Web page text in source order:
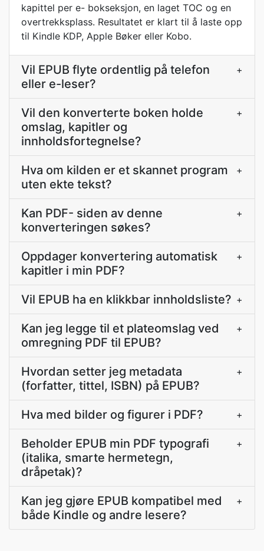
kapittel per e- bokseksjon, en laget TOC og en
overtrekksplass. Resultatet er klart til å laste opp
til Kindle KDP, Apple Bøker eller Kobo.
Vil EPUB flyte ordentlig på telefon
eller e-leser?
+
Vil den konverterte boken holde
omslag, kapitler og
innholdsfortegnelse?
+
Hva om kilden er et skannet program
uten ekte tekst?
+
Kan PDF- siden av denne
konverteringen søkes?
+
Oppdager konvertering automatisk
kapitler i min PDF?
+
Vil EPUB ha en klikkbar innholdsliste? +
Kan jeg legge til et plateomslag ved
omregning PDF til EPUB?
+
Hvordan setter jeg metadata
(forfatter, tittel, ISBN) på EPUB?
+
Hva med bilder og figurer i PDF? +
Beholder EPUB min PDF typografi
(italika, smarte hermetegn,
dråpetak)?
+
Kan jeg gjøre EPUB kompatibel med
både Kindle og andre lesere?
+